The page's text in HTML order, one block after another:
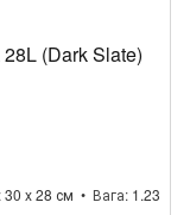
(Dark Slate)
30 x 28 см Вага 1.23